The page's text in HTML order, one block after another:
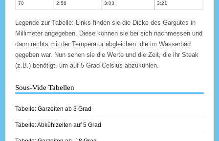
70 2:56 3:03 3:21
Legende zur Tabelle: Links finden sie die Dicke des Gargutes in
Millimeter angegeben. Diese können sie bei sich nachmessen und
dann rechts mit der Temperatur abgleichen, die im Wasserbad
gegeben war. Nun sehen sie die Werte und die Zeit, die ihr Steak
(z.B.) benötigt, um auf 5 Grad Celsius abzukühlen.
Sous-Vide Tabellen
Tabelle: Garzeiten ab 3 Grad
Tabelle: Abkühlzeiten auf 5 Grad